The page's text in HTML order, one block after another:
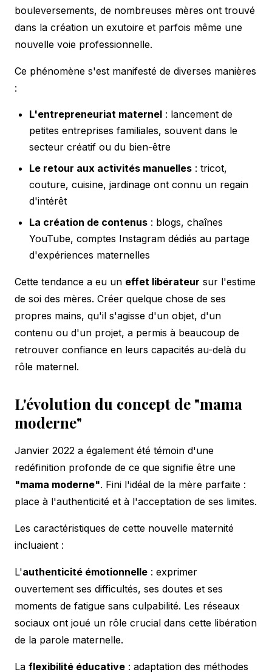
bouleversements, de nombreuses mères ont trouvé
dans la création un exutoire et parfois même une
nouvelle voie professionnelle.
Ce phénomène s'est manifesté de diverses manières
:
L'entrepreneuriat maternel : lancement de
petites entreprises familiales, souvent dans le
secteur créatif ou du bien-être
Le retour aux activités manuelles : tricot,
couture, cuisine, jardinage ont connu un regain
d'intérêt
La création de contenus : blogs, chaînes
YouTube, comptes Instagram dédiés au partage
d'expériences maternelles
Cette tendance a eu un effet libérateur sur l'estime
de soi des mères. Créer quelque chose de ses
propres mains, qu'il s'agisse d'un objet, d'un
contenu ou d'un projet, a permis à beaucoup de
retrouver confiance en leurs capacités au-delà du
rôle maternel.
L'évolution du concept de "mama
moderne"
Janvier 2022 a également été témoin d'une
redéfinition profonde de ce que signifie être une
"mama moderne". Fini l'idéal de la mère parfaite :
place à l'authenticité et à l'acceptation de ses limites.
Les caractéristiques de cette nouvelle maternité
incluaient :
L'authenticité émotionnelle : exprimer
ouvertement ses difficultés, ses doutes et ses
moments de fatigue sans culpabilité. Les réseaux
sociaux ont joué un rôle crucial dans cette libération
de la parole maternelle.
La flexibilité éducative : adaptation des méthodes